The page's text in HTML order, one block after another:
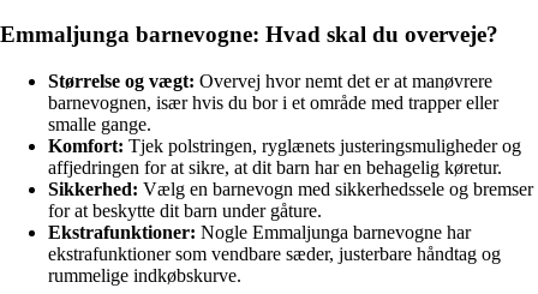
Emmaljunga barnevogne: Hvad skal du overveje?
Størrelse og vægt: Overvej hvor nemt det er at manøvrere
barnevognen, især hvis du bor i et område med trapper eller
smalle gange.
Komfort: Tjek polstringen, ryglænets justeringsmuligheder og
affjedringen for at sikre, at dit barn har en behagelig køretur.
Sikkerhed: Vælg en barnevogn med sikkerhedssele og bremser
for at beskytte dit barn under gåture.
Ekstrafunktioner: Nogle Emmaljunga barnevogne har
ekstrafunktioner som vendbare sæder, justerbare håndtag og
rummelige indkøbskurve.